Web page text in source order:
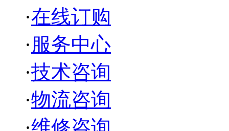
·在线订购
·服务中心
·技术咨询
·物流咨询